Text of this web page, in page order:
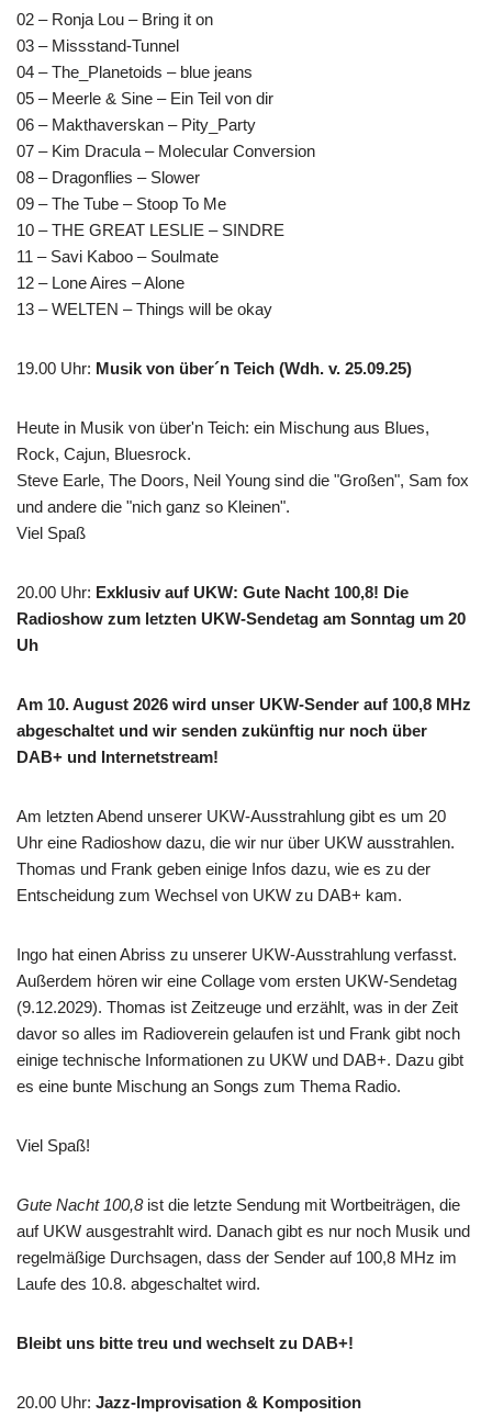
02 – Ronja Lou – Bring it on
03 – Missstand-Tunnel
04 – The_Planetoids – blue jeans
05 – Meerle & Sine – Ein Teil von dir
06 – Makthaverskan – Pity_Party
07 – Kim Dracula – Molecular Conversion
08 – Dragonflies – Slower
09 – The Tube – Stoop To Me
10 – THE GREAT LESLIE – SINDRE
11 – Savi Kaboo – Soulmate
12 – Lone Aires – Alone
13 – WELTEN – Things will be okay
19.00 Uhr: Musik von über´n Teich (Wdh. v. 25.09.25)
Heute in Musik von über'n Teich: ein Mischung aus Blues,
Rock, Cajun, Bluesrock.
Steve Earle, The Doors, Neil Young sind die "Großen", Sam fox
und andere die "nich ganz so Kleinen".
Viel Spaß
20.00 Uhr: Exklusiv auf UKW: Gute Nacht 100,8! Die
Radioshow zum letzten UKW-Sendetag am Sonntag um 20
Uh
Am 10. August 2026 wird unser UKW-Sender auf 100,8 MHz
abgeschaltet und wir senden zukünftig nur noch über
DAB+ und Internetstream!
Am letzten Abend unserer UKW-Ausstrahlung gibt es um 20
Uhr eine Radioshow dazu, die wir nur über UKW ausstrahlen.
Thomas und Frank geben einige Infos dazu, wie es zu der
Entscheidung zum Wechsel von UKW zu DAB+ kam.
Ingo hat einen Abriss zu unserer UKW-Ausstrahlung verfasst.
Außerdem hören wir eine Collage vom ersten UKW-Sendetag
(9.12.2029). Thomas ist Zeitzeuge und erzählt, was in der Zeit
davor so alles im Radioverein gelaufen ist und Frank gibt noch
einige technische Informationen zu UKW und DAB+. Dazu gibt
es eine bunte Mischung an Songs zum Thema Radio.
Viel Spaß!
Gute Nacht 100,8ist die letzte Sendung mit Wortbeiträgen, die
auf UKW ausgestrahlt wird. Danach gibt es nur noch Musik und
regelmäßige Durchsagen, dass der Sender auf 100,8 MHz im
Laufe des 10.8. abgeschaltet wird.
Bleibt uns bitte treu und wechselt zu DAB+!
20.00 Uhr: Jazz-Improvisation & Komposition